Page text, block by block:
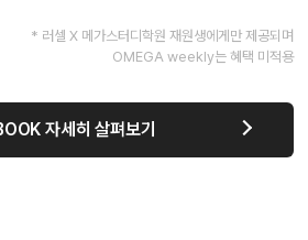
* 러셀 X 메가스터디학원 재원생에게만 제공되며
OMEGA weekly는 혜택 미적용
자세히 살펴보기